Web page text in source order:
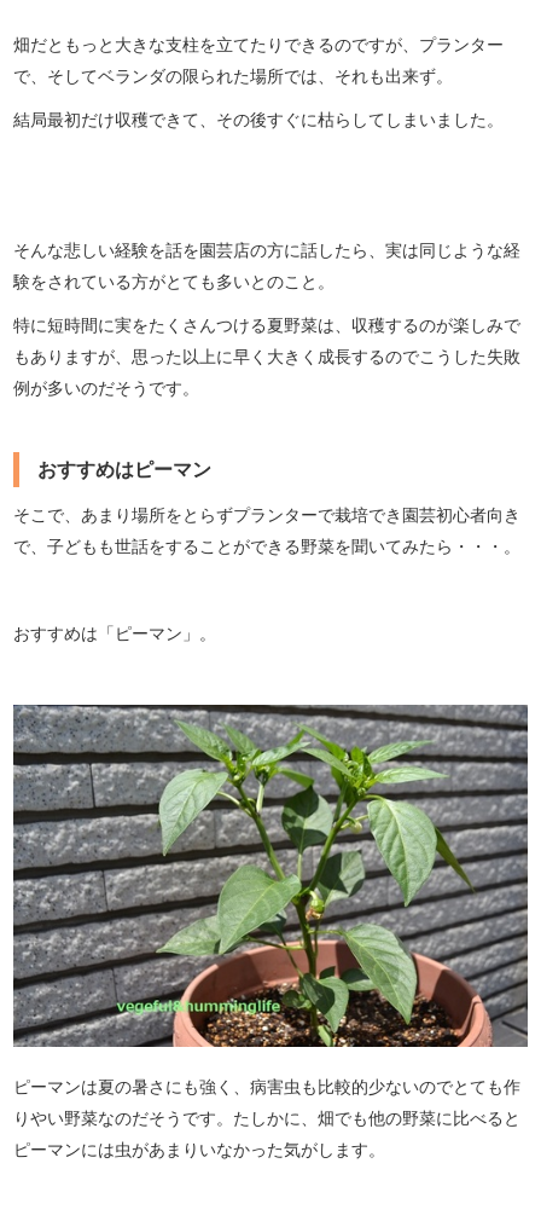
畑だともっと大きな支柱を立てたりできるのですが、プランター
で、そしてベランダの限られた場所では、それも出来ず。
結局最初だけ収穫できて、その後すぐに枯らしてしまいました。
そんな悲しい経験を話を園芸店の方に話したら、実は同じような経
験をされている方がとても多いとのこと。
特に短時間に実をたくさんつける夏野菜は、収穫するのが楽しみで
もありますが、思った以上に早く大きく成長するのでこうした失敗
例が多いのだそうです。
おすすめはピーマン
そこで、あまり場所をとらずプランターで栽培でき園芸初心者向き
で、子どもも世話をすることができる野菜を聞いてみたら・・・。
おすすめは「ピーマン」。
ピーマンは夏の暑さにも強く、病害虫も比較的少ないのでとても作
りやい野菜なのだそうです。たしかに、畑でも他の野菜に比べると
ピーマンには虫があまりいなかった気がします。